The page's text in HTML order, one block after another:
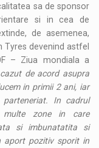
sa de sponsor
si in cea de
de asemenea,
devenind astfel
– Ziua mondiala a
de acord asupra
in primii 2 ani, iar
In cadrul
multe zone in care
si imbunatatita si
aport pozitiv sporit in